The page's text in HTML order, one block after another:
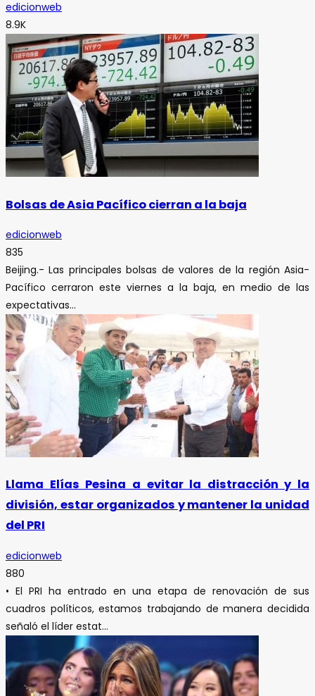
edicionweb
8.9K
Bolsas de Asia Pacífico cierran a la baja
edicionweb
835
Beijing.- Las principales bolsas de valores de la región Asia-
Pacífico cerraron este viernes a la baja, en medio de las
expectativas...
Llama Elías Pesina a evitar la distracción y la
división, estar organizados y mantener la unidad
del PRI
edicionweb
880
• El PRI ha entrado en una etapa de renovación de sus
cuadros políticos, estamos trabajando de manera decidida
señaló el líder estat...